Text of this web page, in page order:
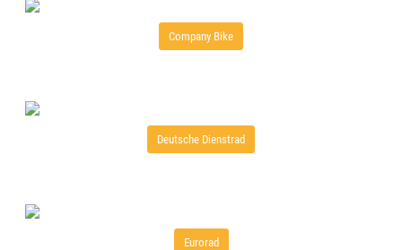
Company Bike
Deutsche Dienstrad
Eurorad